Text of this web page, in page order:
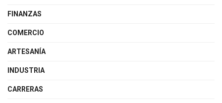
FINANZAS
COMERCIO
ARTESANÍA
INDUSTRIA
CARRERAS